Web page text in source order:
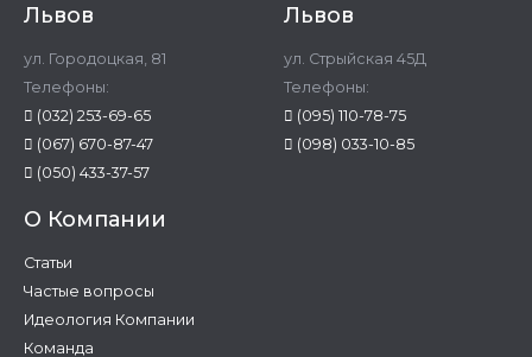
Львов
ул. Городоцкая, 81
Телефоны:
(032) 253-69-65
(067) 670-87-47
(050) 433-37-57
Львов
ул. Стрыйская 45Д
Телефоны:
(095) 110-78-75
(098) 033-10-85
О Компании
Статьи
Частые вопросы
Идеология Компании
Команда